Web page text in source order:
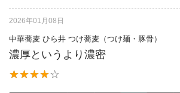
2026年01月08日
中華蕎麦 ひら井 つけ蕎麦（つけ麺・豚骨）
濃厚というより濃密